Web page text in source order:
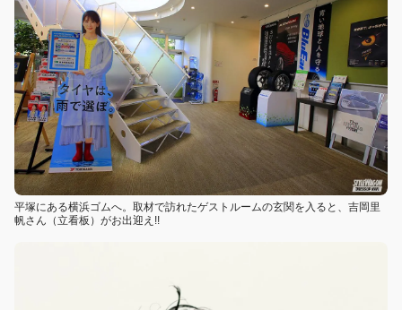
平塚にある横浜ゴムへ。取材で訪れたゲストルームの玄関を入ると、吉岡里
帆さん（立看板）がお出迎え!!